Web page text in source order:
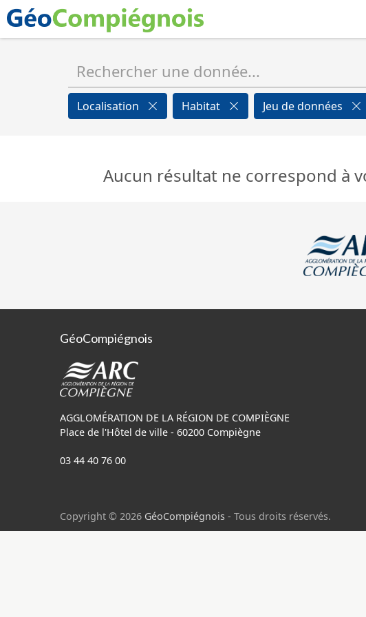
Localisation Habitat Jeu de données
Aucun résultat ne correspond à
GéoCompiégnois
AGGLOMÉRATION DE LA RÉGION DE COMPIÈGNE
Place de l'Hôtel de ville - 60200 Compiègne
03 44 40 76 00
Copyright © 2026 GéoCompiégnois - Tous droits réservés.